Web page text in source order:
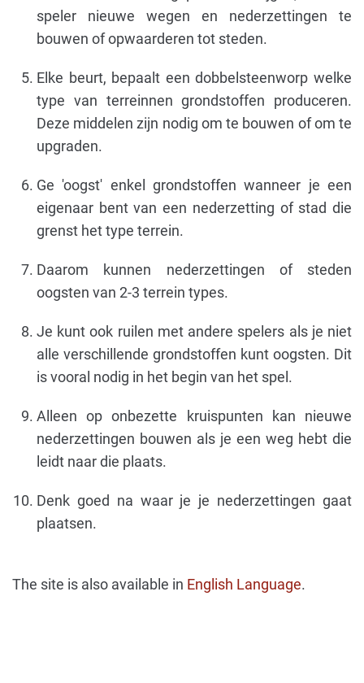
speler nieuwe wegen en nederzettingen te
bouwen of opwaarderen tot steden.
Elke beurt, bepaalt een dobbelsteenworp welke
type van terreinnen grondstoffen produceren.
Deze middelen zijn nodig om te bouwen of om te
upgraden.
Ge 'oogst' enkel grondstoffen wanneer je een
eigenaar bent van een nederzetting of stad die
grenst het type terrein​​.
Daarom kunnen nederzettingen of steden
oogsten van 2-3 terrein types.
Je kunt ook ruilen met andere spelers als je niet
alle verschillende grondstoffen kunt oogsten. Dit
is vooral nodig in het begin van het spel.
Alleen op onbezette kruispunten kan nieuwe
nederzettingen bouwen als je een weg hebt die
leidt naar die plaats.
Denk goed na waar je je nederzettingen gaat
plaatsen.
The site is also available in English Language.